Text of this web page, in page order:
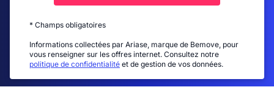
* Champs obligatoires
Informations collectées par Ariase, marque de Bemove, pour
vous renseigner sur les offres internet. Consultez notre
politique de confidentialité et de gestion de vos données.